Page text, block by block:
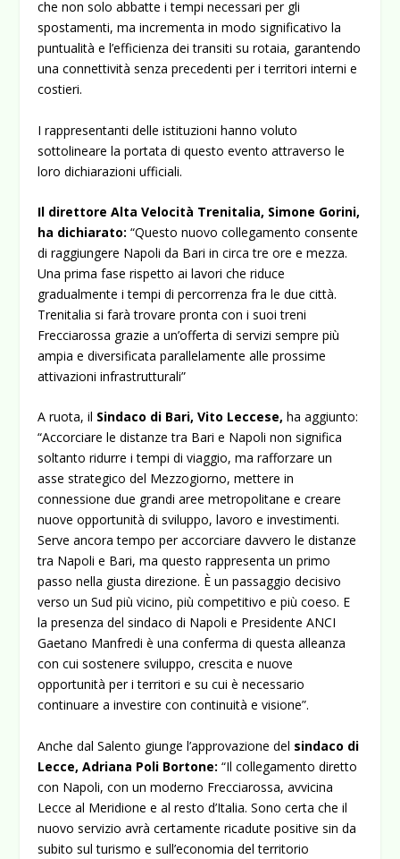
che non solo abbatte i tempi necessari per gli
spostamenti, ma incrementa in modo significativo la
puntualità e l’efficienza dei transiti su rotaia, garantendo
una connettività senza precedenti per i territori interni e
costieri.
I rappresentanti delle istituzioni hanno voluto
sottolineare la portata di questo evento attraverso le
loro dichiarazioni ufficiali.
Il direttore Alta Velocità Trenitalia, Simone Gorini,
ha dichiarato:“Questo nuovo collegamento consente
di raggiungere Napoli da Bari in circa tre ore e mezza.
Una prima fase rispetto ai lavori che riduce
gradualmente i tempi di percorrenza fra le due città.
Trenitalia si farà trovare pronta con i suoi treni
Frecciarossa grazie a un’offerta di servizi sempre più
ampia e diversificata parallelamente alle prossime
attivazioni infrastrutturali”
A ruota, il Sindaco di Bari, Vito Leccese, ha aggiunto:
“Accorciare le distanze tra Bari e Napoli non significa
soltanto ridurre i tempi di viaggio, ma rafforzare un
asse strategico del Mezzogiorno, mettere in
connessione due grandi aree metropolitane e creare
nuove opportunità di sviluppo, lavoro e investimenti.
Serve ancora tempo per accorciare davvero le distanze
tra Napoli e Bari, ma questo rappresenta un primo
passo nella giusta direzione. È un passaggio decisivo
verso un Sud più vicino, più competitivo e più coeso. E
la presenza del sindaco di Napoli e Presidente ANCI
Gaetano Manfredi è una conferma di questa alleanza
con cui sostenere sviluppo, crescita e nuove
opportunità per i territori e su cui è necessario
continuare a investire con continuità e visione”.
Anche dal Salento giunge l’approvazione del sindaco di
Lecce, Adriana Poli Bortone:“Il collegamento diretto
con Napoli, con un moderno Frecciarossa, avvicina
Lecce al Meridione e al resto d’Italia. Sono certa che il
nuovo servizio avrà certamente ricadute positive sin da
subito sul turismo e sull’economia del territorio